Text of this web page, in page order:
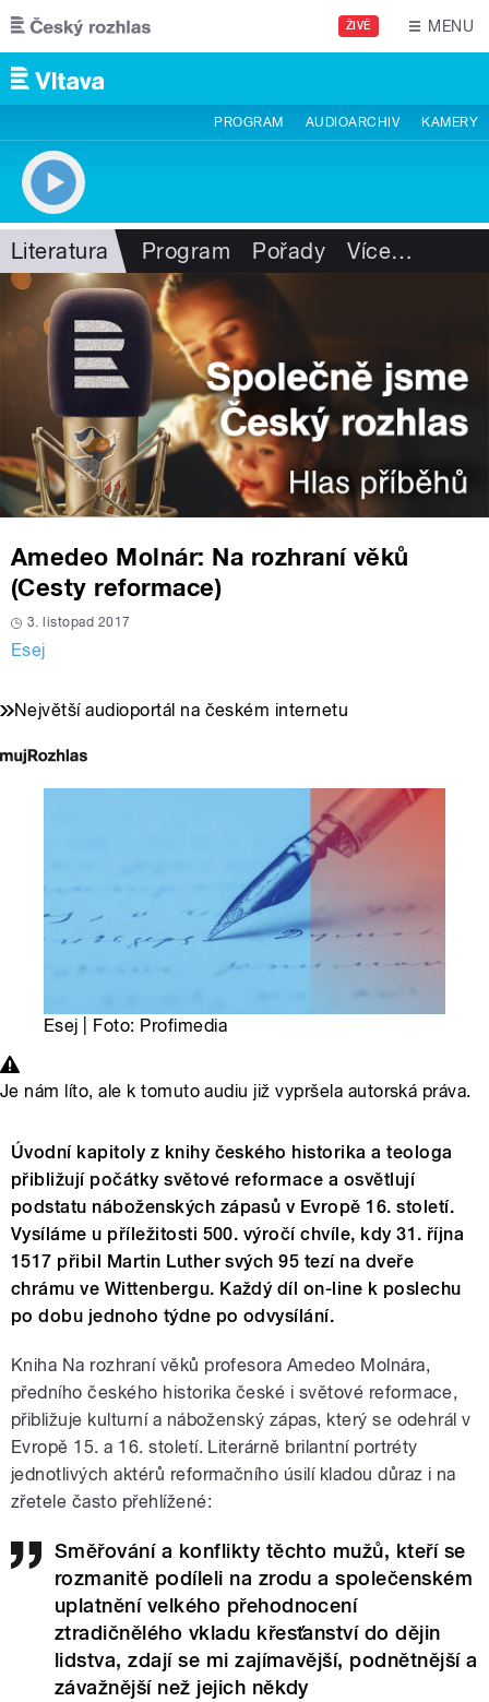
Přejít k hlavnímu obsahu
ŽIVĚ MENU
PROGRAM AUDIOARCHIV KAMERY
Literatura Program Pořady Více…
Amedeo Molnár: Na rozhraní věků
(Cesty reformace)
3. listopad 2017
Esej
Největší audioportál na českém internetu
Esej | Foto: Profimedia
Je nám líto, ale k tomuto audiu již vypršela autorská práva.
Úvodní kapitoly z knihy českého historika a teologa
přibližují počátky světové reformace a osvětlují
podstatu náboženských zápasů v Evropě 16. století.
Vysíláme u příležitosti 500. výročí chvíle, kdy 31. října
1517 přibil Martin Luther svých 95 tezí na dveře
chrámu ve Wittenbergu. Každý díl on-line k poslechu
po dobu jednoho týdne po odvysílání.
Kniha Na rozhraní věků profesora Amedeo Molnára,
předního českého historika české i světové reformace,
přibližuje kulturní a náboženský zápas, který se odehrál v
Evropě 15. a 16. století. Literárně brilantní portréty
jednotlivých aktérů reformačního úsilí kladou důraz i na
zřetele často přehlížené:
Směřování a konflikty těchto mužů, kteří se
rozmanitě podíleli na zrodu a společenském
uplatnění velkého přehodnocení
ztradičnělého vkladu křesťanství do dějin
lidstva, zdají se mi zajímavější, podnětnější a
závažnější než jejich někdy